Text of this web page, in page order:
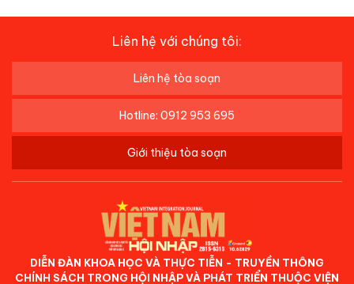
Liên hệ với chúng tôi:
Liên hệ tòa soạn
Hotline: 0912 953 695
Giới thiệu tòa soạn
DIỄN ĐÀN KHOA HỌC VÀ THỰC TIỄN - TRUYỀN THÔNG
CHÍNH SÁCH TRONG HỘI NHẬP VÀ PHÁT TRIỂN THUỘC VIỆN